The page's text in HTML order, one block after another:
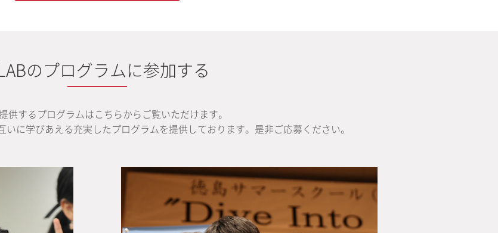
のプログラムに参加する
供するプログラムはこちらからご覧いただけます。
いに学びあえる充実したプログラムを提供しております。是非ご応募ください。